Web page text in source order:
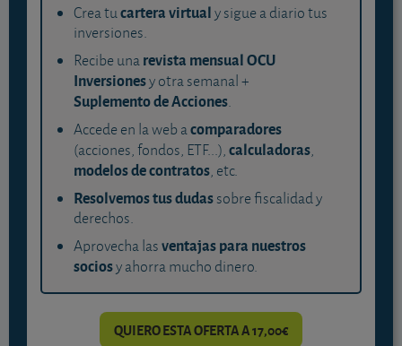
Crea tucartera virtualy sigue a diario tus
inversiones.
Recibe unarevista mensual OCU
Inversionesy otra semanal +
Suplemento de Acciones.
Accede en la web acomparadores
(acciones, fondos, ETF...),calculadoras,
modelos de contratos, etc.
Resolvemos tus dudassobre fiscalidad y
derechos.
Aprovecha lasventajas para nuestros
sociosy ahorra mucho dinero.
QUIERO ESTA OFERTA A 17,00€